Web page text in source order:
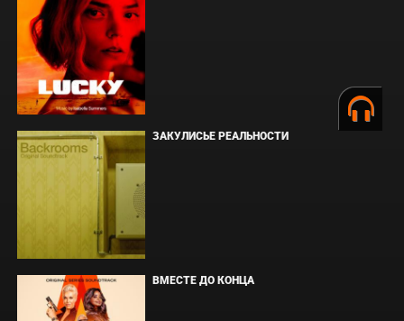
ЗАКУЛИСЬЕ РЕАЛЬНОСТИ
ВМЕСТЕ ДО КОНЦА